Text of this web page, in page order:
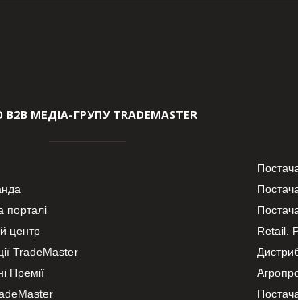
В2В МЕДІА-ГРУПУ TRADEMASTER
порталі
центр
TradeMaster
Премії
Retail.